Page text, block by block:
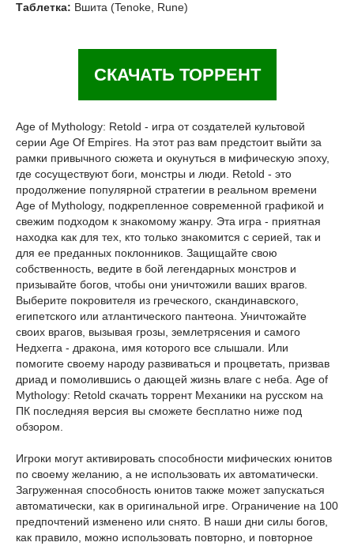
Таблетка: Вшита (Tenoke, Rune)
СКАЧАТЬ ТОРРЕНТ
Age of Mythology: Retold - игра от создателей культовой
серии Age Of Empires. На этот раз вам предстоит выйти за
рамки привычного сюжета и окунуться в мифическую эпоху,
где сосуществуют боги, монстры и люди. Retold - это
продолжение популярной стратегии в реальном времени
Age of Mythology, подкрепленное современной графикой и
свежим подходом к знакомому жанру. Эта игра - приятная
находка как для тех, кто только знакомится с серией, так и
для ее преданных поклонников. Защищайте свою
собственность, ведите в бой легендарных монстров и
призывайте богов, чтобы они уничтожили ваших врагов.
Выберите покровителя из греческого, скандинавского,
египетского или атлантического пантеона. Уничтожайте
своих врагов, вызывая грозы, землетрясения и самого
Недхегга - дракона, имя которого все слышали. Или
помогите своему народу развиваться и процветать, призвав
дриад и помолившись о дающей жизнь влаге с неба. Age of
Mythology: Retold скачать торрент Механики на русском на
ПК последняя версия вы сможете бесплатно ниже под
обзором.
Игроки могут активировать способности мифических юнитов
по своему желанию, а не использовать их автоматически.
Загруженная способность юнитов также может запускаться
автоматически, как в оригинальной игре. Ограничение на 100
предпочтений изменено или снято. В наши дни силы богов,
как правило, можно использовать повторно, и повторное